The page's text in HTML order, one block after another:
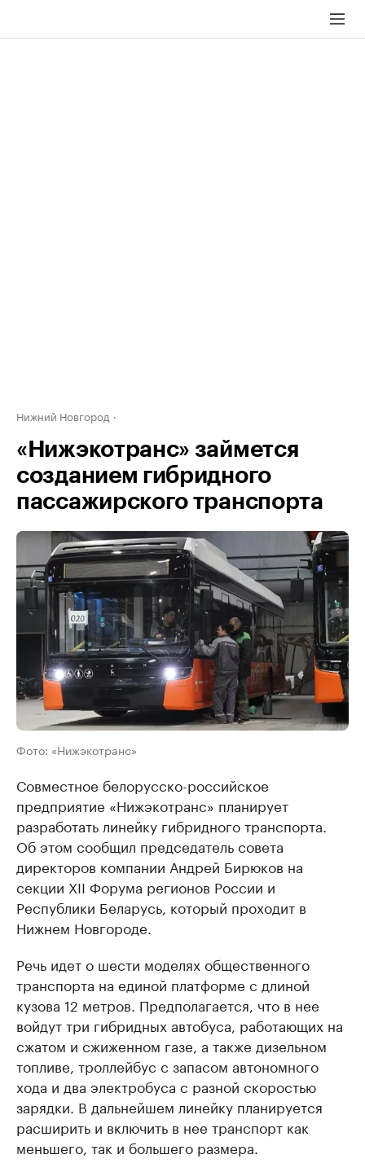
Нижний Новгород
«Нижэкотранс» займется
созданием гибридного
пассажирского транспорта
Фото: «Нижэкотранс»
Совместное белорусско-российское
предприятие «Нижэкотранс» планирует
разработать линейку гибридного транспорта.
Об этом сообщил председатель совета
директоров компании Андрей Бирюков на
секции ХII Форума регионов России и
Республики Беларусь, который проходит в
Нижнем Новгороде.
Речь идет о шести моделях общественного
транспорта на единой платформе с длиной
кузова 12 метров. Предполагается, что в нее
войдут три гибридных автобуса, работающих на
сжатом и сжиженном газе, а также дизельном
топливе, троллейбус с запасом автономного
хода и два электробуса с разной скоростью
зарядки. В дальнейшем линейку планируется
расширить и включить в нее транспорт как
меньшего, так и большего размера.